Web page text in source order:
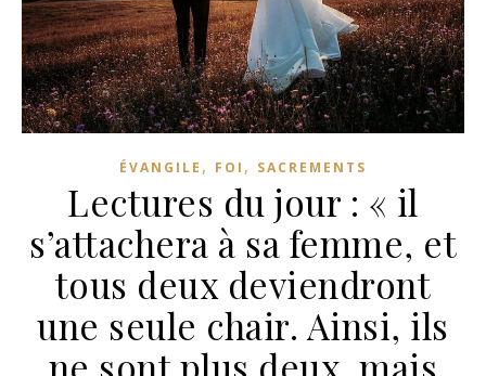
ÉVANGILE , FOI , SACREMENTS
Lectures du jour : « il
s’attachera à sa femme, et
tous deux deviendront
une seule chair. Ainsi, ils